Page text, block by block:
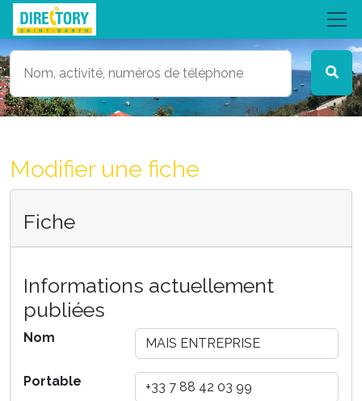
Modifier une fiche
Fiche
Informations actuellement
publiées
Nom
Portable